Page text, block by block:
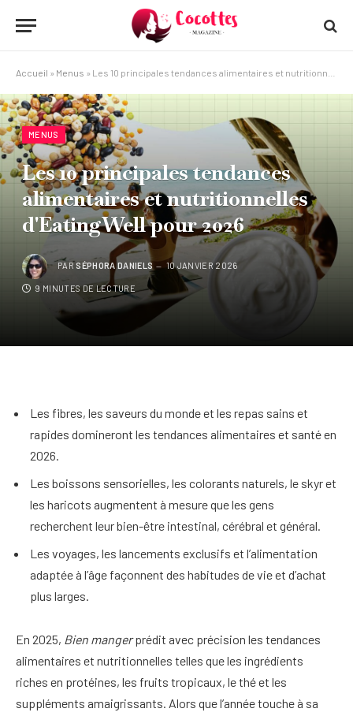
Accueil » Menus » Les 10 principales tendances alimentaires et nutritionnelles d'EatingWell pour 2026
MENUS
Les 10 principales tendances
alimentaires et nutritionnelles
d'EatingWell pour 2026
PARSÉPHORA DANIELS 10 JANVIER 2026
9 MINUTES DE LECTURE
Les fibres, les saveurs du monde et les repas sains et
rapides domineront les tendances alimentaires et santé en
2026.
Les boissons sensorielles, les colorants naturels, le skyr et
les haricots augmentent à mesure que les gens
recherchent leur bien-être intestinal, cérébral et général.
Les voyages, les lancements exclusifs et l’alimentation
adaptée à l’âge façonnent des habitudes de vie et d’achat
plus larges.
En 2025, Bien mangerprédit avec précision les tendances
alimentaires et nutritionnelles telles que les ingrédients
riches en protéines, les fruits tropicaux, le thé et les
suppléments amaigrissants. Alors que l’année touche à sa